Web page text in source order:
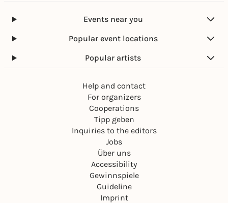
Events near you
Popular event locations
Popular artists
Help and contact
For organizers
Cooperations
Tipp geben
Inquiries to the editors
Jobs
Über uns
Accessibility
Gewinnspiele
Guideline
Imprint